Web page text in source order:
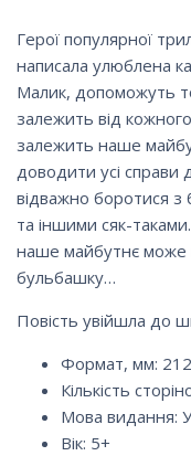
Герої популярної
написала улюблена
Малик, допоможуть
залежить від
залежить наше
доводити усі справи
відважно боротися
та іншими сяк-
наше майбутнє може
бульбашку…
Повість увійшла до
Формат, мм:
Кількість
Мова видання:
Вік: 5+